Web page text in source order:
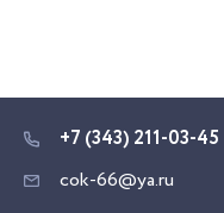
+7 (343) 211-03-45
cok-66@ya.ru